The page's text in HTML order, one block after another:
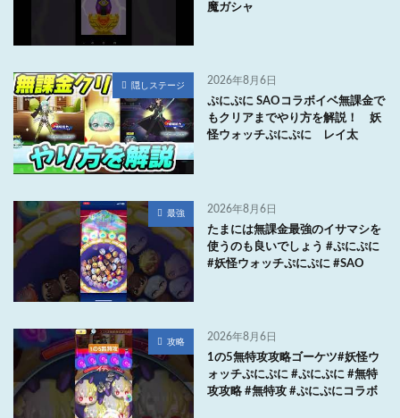
魔ガシャ
隠しステージ 2026年8月6日
ぷにぷに SAOコラボイベ無課金で
もクリアまでやり方を解説！ 妖
怪ウォッチぷにぷに レイ太
最強 2026年8月6日
たまには無課金最強のイサマシを
使うのも良いでしょう #ぷにぷに
#妖怪ウォッチぷにぷに #SAO
攻略 2026年8月6日
1の5無特攻攻略ゴーケツ#妖怪ウ
ォッチぷにぷに #ぷにぷに #無特
攻攻略 #無特攻 #ぷにぷにコラボ